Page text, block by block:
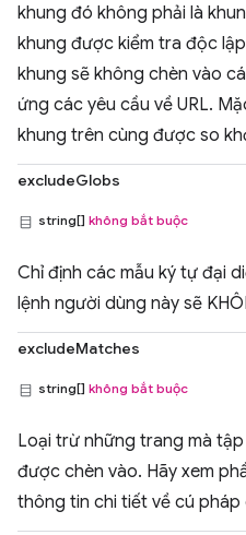
khung đó không phải là
khung được kiểm tra độc
khung sẽ không chèn vào
ứng các yêu cầu về URL.
khung trên cùng được so
excludeGlobs
string[] không bắt buộc
Chỉ định các mẫu ký tự đại
lệnh người dùng này sẽ
excludeMatches
string[] không bắt buộc
Loại trừ những trang mà
được chèn vào. Hãy xem
thông tin chi tiết về cú pháp